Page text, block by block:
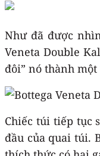
Như đã được
Veneta Double
đôi” nó thành
Chiếc túi tiếp tục
đầu của quai túi.